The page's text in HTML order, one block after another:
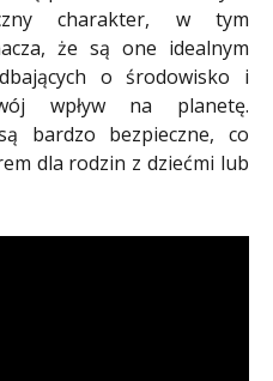
charakter, w tym
że są one idealnym
o środowisko i
wpływ na planetę.
bardzo bezpieczne, co
dla rodzin z dziećmi lub